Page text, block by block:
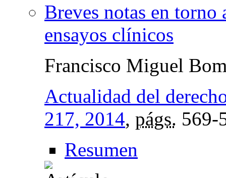
Breves notas en
ensayos clínicos
Francisco Miguel
Actualidad del
217, 2014, págs. 569-
Resumen